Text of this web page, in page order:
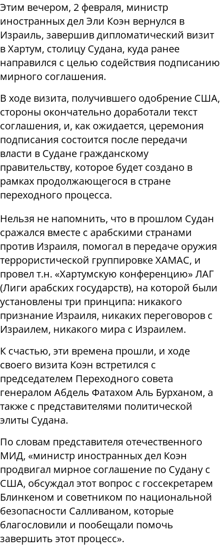
Этим вечером, 2 февраля, министр
иностранных дел Эли Коэн вернулся в
Израиль, завершив дипломатический визит
в Хартум, столицу Судана, куда ранее
направился с целью содействия подписанию
мирного соглашения.
В ходе визита, получившего одобрение США,
стороны окончательно доработали текст
соглашения, и, как ожидается, церемония
подписания состоится после передачи
власти в Судане гражданскому
правительству, которое будет создано в
рамках продолжающегося в стране
переходного процесса.
Нельзя не напомнить, что в прошлом Судан
сражался вместе с арабскими странами
против Израиля, помогал в передаче оружия
террористической группировке ХАМАС, и
провел т.н. «Хартумскую конференцию» ЛАГ
(Лиги арабских государств), на которой были
установлены три принципа: никакого
признание Израиля, никаких переговоров с
Израилем, никакого мира с Израилем.
К счастью, эти времена прошли, и ходе
своего визита Коэн встретился с
председателем Переходного совета
генералом Абдель Фатахом Аль Бурханом, а
также с представителями политической
элиты Судана.
По словам представителя отечественного
МИД, «министр иностранных дел Коэн
продвигал мирное соглашение по Судану с
США, обсуждал этот вопрос с госсекретарем
Блинкеном и советником по национальной
безопасности Салливаном, которые
благословили и пообещали помочь
завершить этот процесс».